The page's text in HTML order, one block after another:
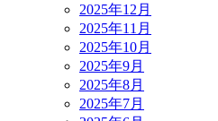
2025年12月
2025年11月
2025年10月
2025年9月
2025年8月
2025年7月